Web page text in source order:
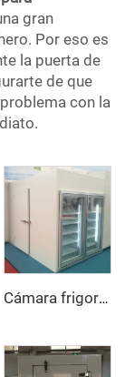
gran
Por eso es
la puerta de
de que
con la
Cámara frigorífica de exhibición con puerta de vidrio